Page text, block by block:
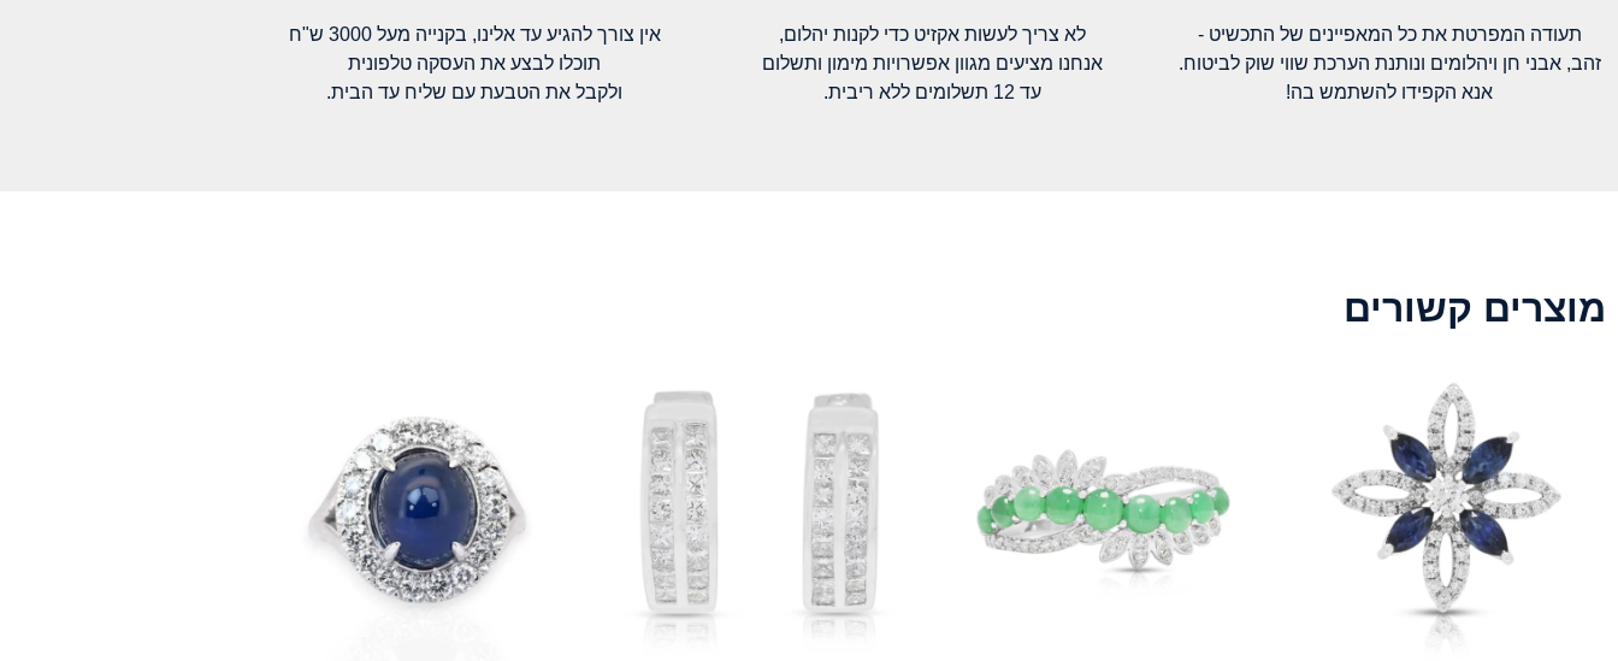
תעודה המפרטת את כל המאפיינים של התכשיט -
זהב, אבני חן ויהלומים ונותנת הערכת שווי שוק לביטוח.
אנא הקפידו להשתמש בה!
לא צריך לעשות אקזיט כדי לקנות יהלום,
אנחנו מציעים מגוון אפשרויות מימון ותשלום
עד 12 תשלומים ללא ריבית.
אין צורך להגיע עד אלינו, בקנייה מעל 3000 ש"ח
תוכלו לבצע את העסקה טלפונית
ולקבל את הטבעת עם שליח עד הבית.
מוצרים קשורים